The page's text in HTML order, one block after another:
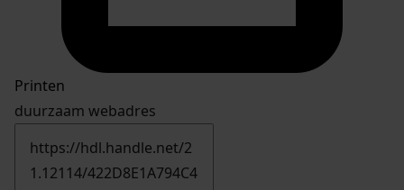
Printen
duurzaam webadres